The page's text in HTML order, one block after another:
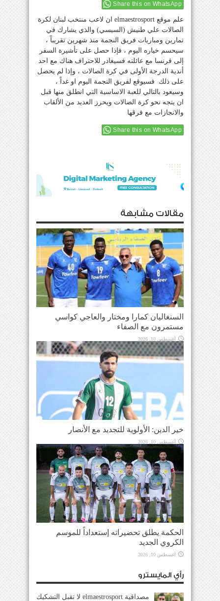
Share this on WhatsApp
علم موقع elmaestrosport ان لاعب منتخب لبنان لكرة
الصالات علي طنيش (السيسي) والذي يشارك في
تمارين ومباريات فريق النجمة منذ شهرين تقريباً ،
سيحسم خياره اليوم ، فإذا حصل على تأشيرة السفر
إلى فرنسا مع عائلته فسيغادر للاحتراف هناك مع احد
أندية الدرجة الأولى في كرة الصالات ، وإذا لم يحصل
على ذلك فسيوقع لفريق النجمة اليوم او غداً ،
وسيعود بالتالي للعبة الاساسية التي انطلق منها قبل
ان يتجه نحو كرة الصالات ويحرز العديد من الألقاب
والانجازات مع فرقها
Share this on WhatsApp
مقالات مشابهة
السنغاليان كمارا ومختار والعاجي كواسي
مستمرون مع الصفاء
أغسطس 10, 2026
خير الدين: الأولوية للتجديد مع الأنصار
أغسطس 10, 2026
الحكمة يطلق تحضيراته إستعداداً للموسم
الكروي الجديد
أغسطس 10, 2026
رأي المايسترو
مصداقية elmaestrosport لا تقبل التشكيك